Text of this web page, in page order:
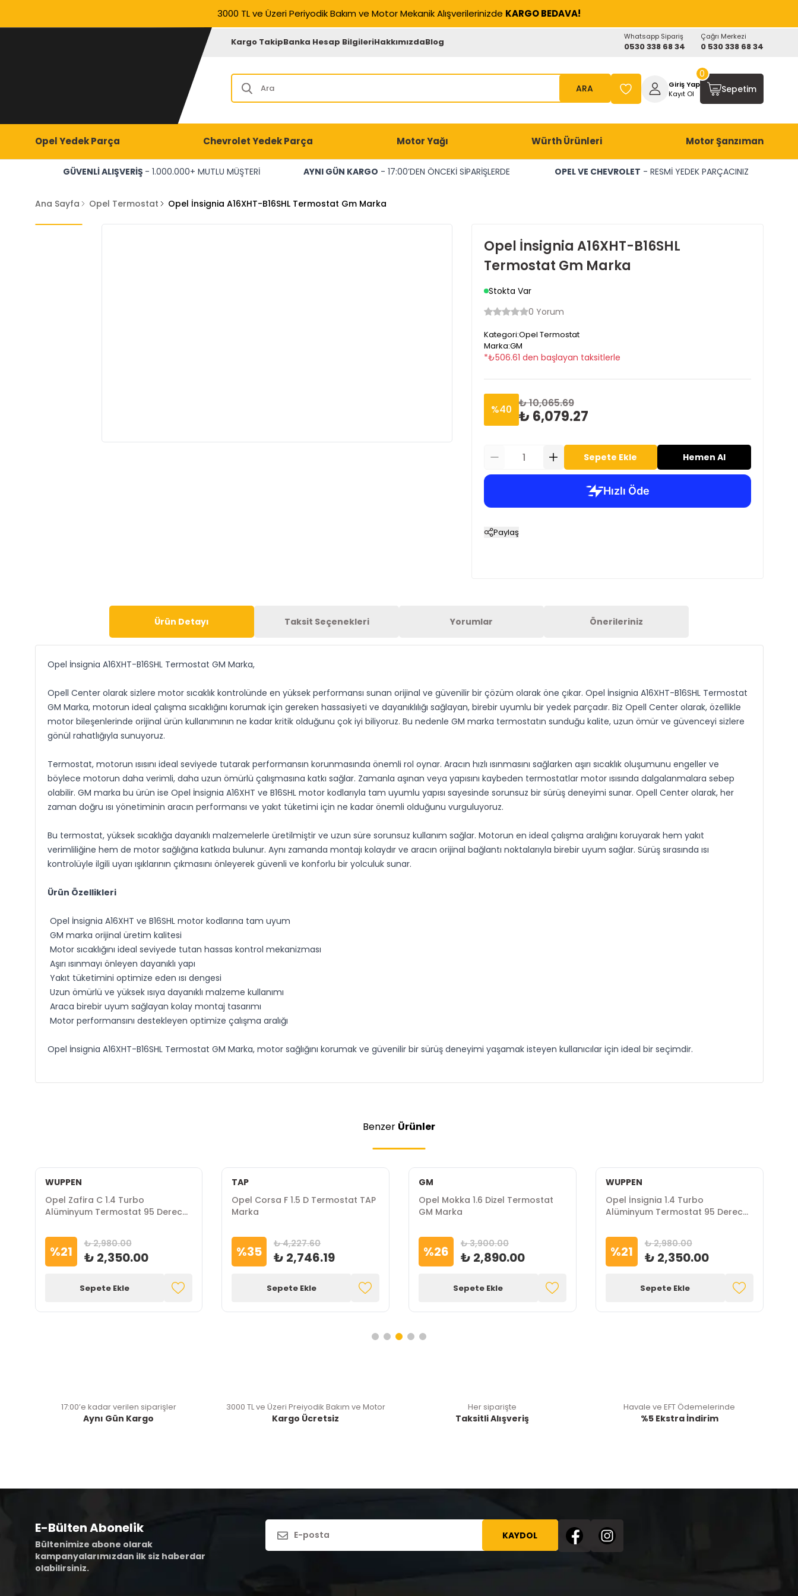
3000 TL ve Üzeri Periyodik Bakım ve Motor Mekanik Alışverilerinizde KARGO BEDAVA!
Kargo TakipBanka Hesap BilgileriHakkımızdaBlog Whatsapp Sipariş
0530 338 68 34
Çağrı Merkezi
0 530 338 68 34
ARA
Giriş Yap
Kayıt Ol
Sepetim
0
Opel Yedek Parça Chevrolet Yedek Parça Motor Yağı Würth Ürünleri Motor Şanzıman
GÜVENLİ ALIŞVERİŞ - 1.000.000+ MUTLU MÜŞTERİ AYNI GÜN KARGO - 17:00’DEN ÖNCEKİ SİPARİŞLERDE OPEL VE CHEVROLET - RESMİ YEDEK PARÇACINIZ
Ana Sayfa Opel Termostat Opel İnsignia A16XHT-B16SHL Termostat Gm Marka
Opel İnsignia A16XHT-B16SHL
Termostat Gm Marka
Stokta Var
0 Yorum
Kategori:Opel Termostat
Marka:GM
*₺506.61 den başlayan taksitlerle
%40 ₺ 10,065.69
₺ 6,079.27
Sepete Ekle Hemen Al
Paylaş
Ürün Detayı Taksit Seçenekleri Yorumlar Önerileriniz
Opel İnsignia A16XHT-B16SHL Termostat GM Marka,
Opell Center olarak sizlere motor sıcaklık kontrolünde en yüksek performansı sunan orijinal ve güvenilir bir çözüm olarak öne çıkar. Opel İnsignia A16XHT-B16SHL Termostat
GM Marka, motorun ideal çalışma sıcaklığını korumak için gereken hassasiyeti ve dayanıklılığı sağlayan, birebir uyumlu bir yedek parçadır. Biz Opell Center olarak, özellikle
motor bileşenlerinde orijinal ürün kullanımının ne kadar kritik olduğunu çok iyi biliyoruz. Bu nedenle GM marka termostatın sunduğu kalite, uzun ömür ve güvenceyi sizlere
gönül rahatlığıyla sunuyoruz.
Termostat, motorun ısısını ideal seviyede tutarak performansın korunmasında önemli rol oynar. Aracın hızlı ısınmasını sağlarken aşırı sıcaklık oluşumunu engeller ve
böylece motorun daha verimli, daha uzun ömürlü çalışmasına katkı sağlar. Zamanla aşınan veya yapısını kaybeden termostatlar motor ısısında dalgalanmalara sebep
olabilir. GM marka bu ürün ise Opel İnsignia A16XHT ve B16SHL motor kodlarıyla tam uyumlu yapısı sayesinde sorunsuz bir sürüş deneyimi sunar. Opell Center olarak, her
zaman doğru ısı yönetiminin aracın performansı ve yakıt tüketimi için ne kadar önemli olduğunu vurguluyoruz.
Bu termostat, yüksek sıcaklığa dayanıklı malzemelerle üretilmiştir ve uzun süre sorunsuz kullanım sağlar. Motorun en ideal çalışma aralığını koruyarak hem yakıt
verimliliğine hem de motor sağlığına katkıda bulunur. Aynı zamanda montajı kolaydır ve aracın orijinal bağlantı noktalarıyla birebir uyum sağlar. Sürüş sırasında ısı
kontrolüyle ilgili uyarı ışıklarının çıkmasını önleyerek güvenli ve konforlu bir yolculuk sunar.
Ürün Özellikleri
Opel İnsignia A16XHT ve B16SHL motor kodlarına tam uyum
GM marka orijinal üretim kalitesi
Motor sıcaklığını ideal seviyede tutan hassas kontrol mekanizması
Aşırı ısınmayı önleyen dayanıklı yapı
Yakıt tüketimini optimize eden ısı dengesi
Uzun ömürlü ve yüksek ısıya dayanıklı malzeme kullanımı
Araca birebir uyum sağlayan kolay montaj tasarımı
Motor performansını destekleyen optimize çalışma aralığı
Opel İnsignia A16XHT-B16SHL Termostat GM Marka, motor sağlığını korumak ve güvenilir bir sürüş deneyimi yaşamak isteyen kullanıcılar için ideal bir seçimdir.
Benzer Ürünler
WUPPEN
Opel Zafira C 1.4 Turbo
Alüminyum Termostat 95 Derece
%21 ₺ 2,980.00
₺ 2,350.00
Sepete Ekle
TAP
Opel Corsa F 1.5 D Termostat TAP
Marka
%35 ₺ 4,227.60
₺ 2,746.19
Sepete Ekle
GM
Opel Mokka 1.6 Dizel Termostat
GM Marka
%26 ₺ 3,900.00
₺ 2,890.00
Sepete Ekle
WUPPEN
Opel İnsignia 1.4 Turbo
Alüminyum Termostat 95 Derece
%21 ₺ 2,980.00
₺ 2,350.00
Sepete Ekle
17:00’e kadar verilen siparişler
Aynı Gün Kargo
3000 TL ve Üzeri Preiyodik Bakım ve Motor
Kargo Ücretsiz
Her siparişte
Taksitli Alışveriş
Havale ve EFT Ödemelerinde
%5 Ekstra İndirim
E-Bülten Abonelik
Bültenimize abone olarak
kampanyalarımızdan ilk siz haberdar
olabilirsiniz.
KAYDOL